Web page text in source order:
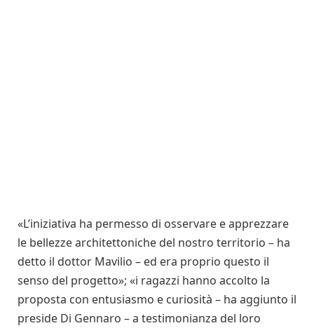
«L’iniziativa ha permesso di osservare e apprezzare
le bellezze architettoniche del nostro territorio – ha
detto il dottor Mavilio – ed era proprio questo il
senso del progetto»; «i ragazzi hanno accolto la
proposta con entusiasmo e curiosità – ha aggiunto il
preside Di Gennaro – a testimonianza del loro